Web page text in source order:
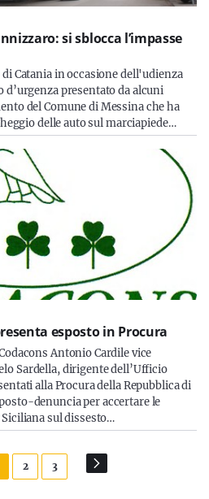
si sblocca l’impasse
Catania in occasione dell'udienza
presentato da alcuni
del Comune di Messina che ha
delle auto sul marciapiede…
esposto in Procura
Antonio Cardile vice
Sardella, dirigente dell’Ufficio
alla Procura della Repubblica di
denuncia per accertare le
sul dissesto…
2 3